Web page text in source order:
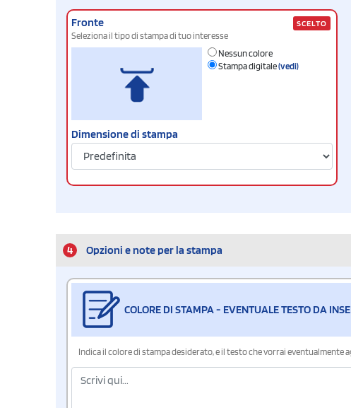
Fronte
Seleziona il tipo di stampa di tuo interesse
Nessun colore
Stampa digitale(vedi)
Dimensione di stampa
SCELTO
4 Opzioni e note per la stampa
COLORE DI STAMPA - EVENTUALE TESTO DA
Indica il colore di stampa desiderato, e il testo che vorrai eventualmente